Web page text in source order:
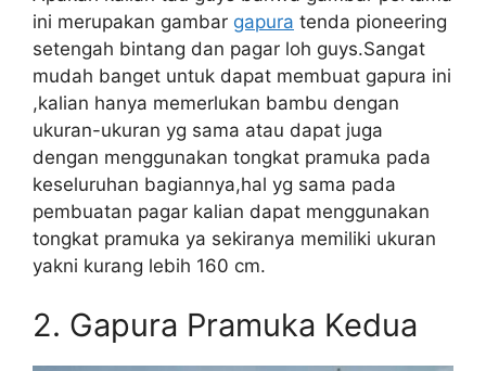
ini merupakan gambar gapura tenda pioneering
setengah bintang dan pagar loh guys.Sangat
mudah banget untuk dapat membuat gapura ini
,kalian hanya memerlukan bambu dengan
ukuran-ukuran yg sama atau dapat juga
dengan menggunakan tongkat pramuka pada
keseluruhan bagiannya,hal yg sama pada
pembuatan pagar kalian dapat menggunakan
tongkat pramuka ya sekiranya memiliki ukuran
yakni kurang lebih 160 cm.
2. Gapura Pramuka Kedua